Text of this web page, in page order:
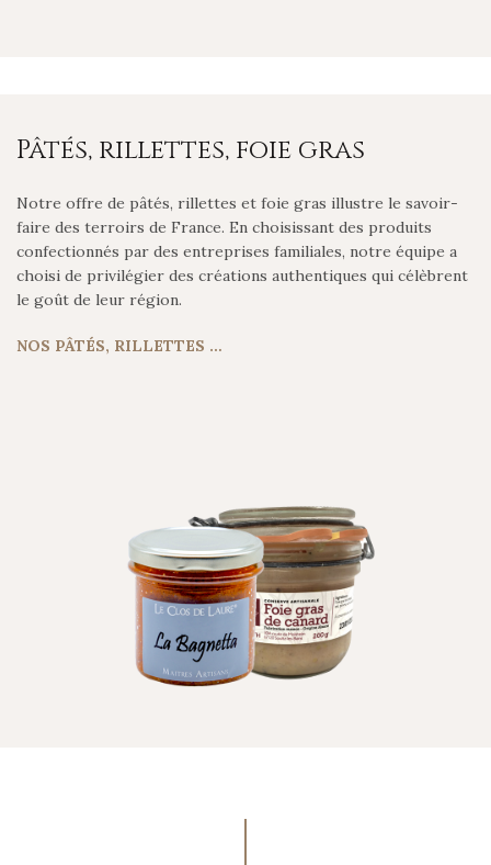
Pâtés, rillettes, foie gras
Notre offre de pâtés, rillettes et foie gras illustre le savoir-
faire des terroirs de France. En choisissant des produits
confectionnés par des entreprises familiales, notre équipe a
choisi de privilégier des créations authentiques qui célèbrent
le goût de leur région.
NOS PÂTÉS, RILLETTES …